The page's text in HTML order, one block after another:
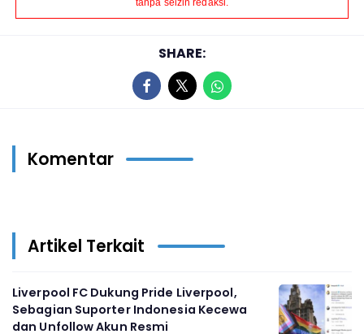
tanpa seizin redaksi.
SHARE:
Komentar
Artikel Terkait
Liverpool FC Dukung Pride Liverpool,
Sebagian Suporter Indonesia Kecewa
dan Unfollow Akun Resmi